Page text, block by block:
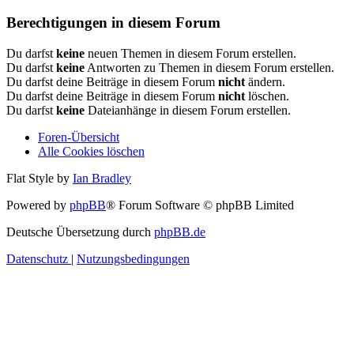
Berechtigungen in diesem Forum
Du darfst keine neuen Themen in diesem Forum erstellen.
Du darfst keine Antworten zu Themen in diesem Forum erstellen.
Du darfst deine Beiträge in diesem Forum nicht ändern.
Du darfst deine Beiträge in diesem Forum nicht löschen.
Du darfst keine Dateianhänge in diesem Forum erstellen.
Foren-Übersicht
Alle Cookies löschen
Flat Style by Ian Bradley
Powered by phpBB® Forum Software © phpBB Limited
Deutsche Übersetzung durch phpBB.de
Datenschutz | Nutzungsbedingungen